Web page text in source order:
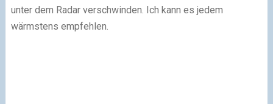
unter dem Radar verschwinden. Ich kann es jedem
wärmstens empfehlen.